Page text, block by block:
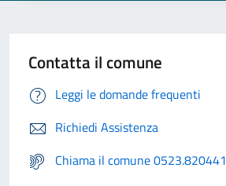
Contatta il comune
Leggi le domande frequenti
Richiedi Assistenza
Chiama il comune 0523.820441